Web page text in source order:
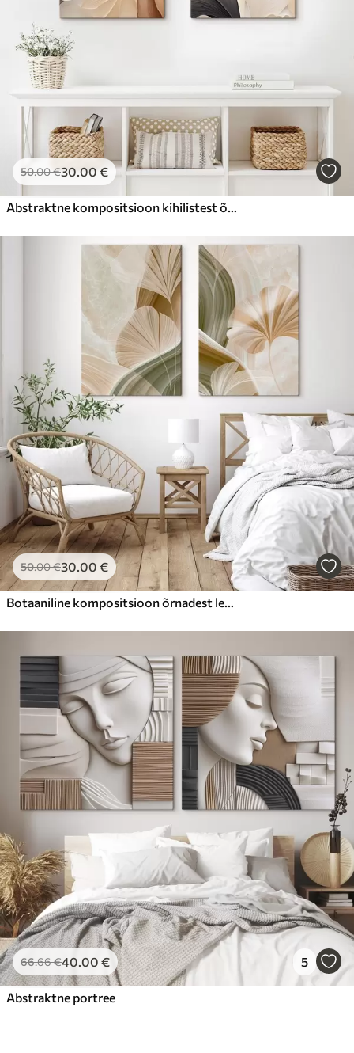
50.00€30.00 €
Abstraktne kompositsioon kihilistest õielehetaolistest kujunditest, millel on õrnad, voolavad jooned
50.00€30.00 €
Botaaniline kompositsioon õrnadest lehtedest
66.66€40.00 € 5
Abstraktne portree